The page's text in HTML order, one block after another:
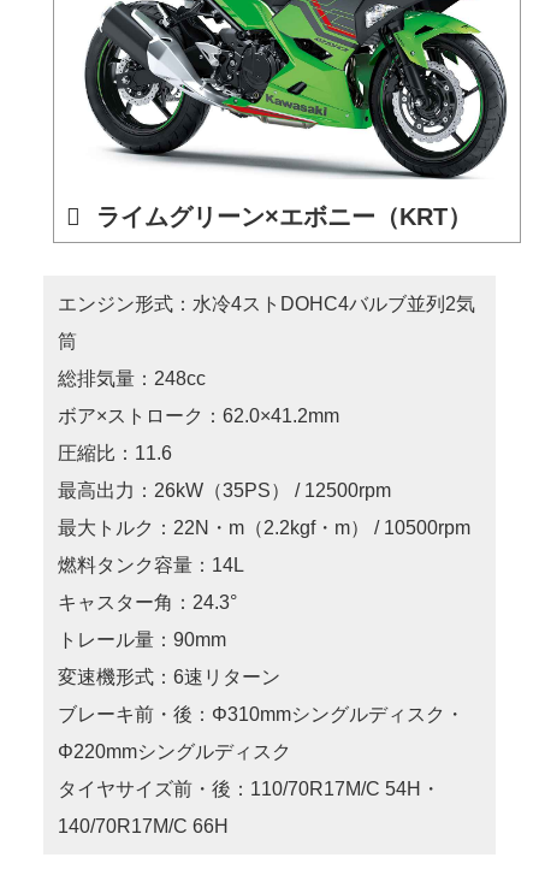
ライムグリーン×エボニー（KRT）
エンジン形式：水冷4ストDOHC4バルブ並列2気
筒
総排気量：248cc
ボア×ストローク：62.0×41.2mm
圧縮比：11.6
最高出力：26kW（35PS） / 12500rpm
最大トルク：22N・m（2.2kgf・m） / 10500rpm
燃料タンク容量：14L
キャスター角：24.3°
トレール量：90mm
変速機形式：6速リターン
ブレーキ前・後：Φ310mmシングルディスク・
Φ220mmシングルディスク
タイヤサイズ前・後：110/70R17M/C 54H・
140/70R17M/C 66H